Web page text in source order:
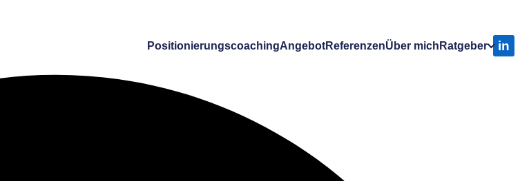
PositionierungscoachingAngebotReferenzenÜber mich Ratgeber in